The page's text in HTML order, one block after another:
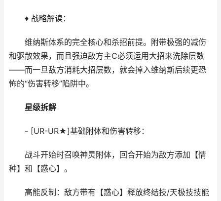
♦ 战略解读：
维纳斯体系的完全核心和杀招前提。附带极强的减伤
和驱散效果，而且强迫敌方主C必须运用大招来洗除层数
——而一旦敌方消耗大招层数，就会掉入维纳斯后续更恐
怖的“伤害转移”陷阱中。
星级拆解
- [UR-UR★]基础附体和伤害转移：
战斗开始时召唤神灵附体，回合开始为敌方添加【情
种】和【惑心】。
高能反制：敌方带有【惑心】释放终结技/天极技技能